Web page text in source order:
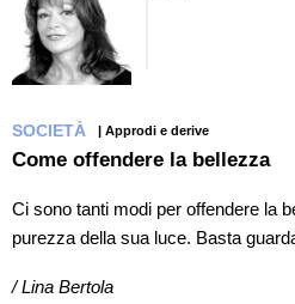
SOCIETÀ | Approdi e derive
Come offendere la bellezza
Ci sono tanti modi per offendere la
purezza della sua luce. Basta
/ Lina Bertola